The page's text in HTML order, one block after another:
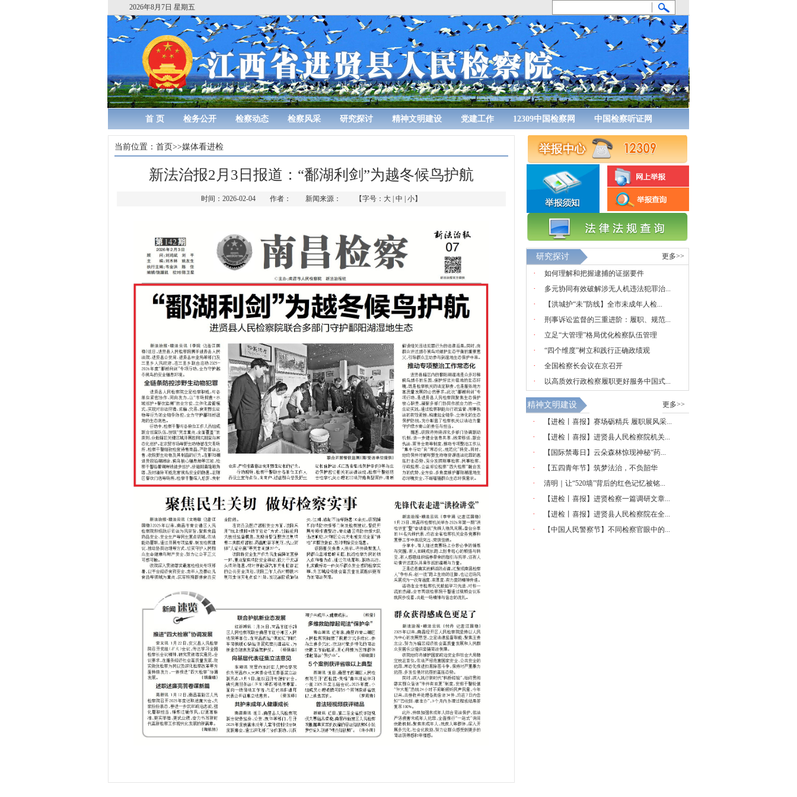
2026年8月7日 星期五
首 页 检务公开 检察动态 检察风采 研究探讨 精神文明建设 党建工作 12309中国检察网 中国检察听证网
当前位置： 首页>>媒体看进检
新法治报2月3日报道：“鄱湖利剑”为越冬候鸟护航
时间：2026-02-04 作者： 新闻来源： 【字号： 大 中 小】
研究探讨 更多>>
· 如何理解和把握逮捕的证据要件
· 多元协同有效破解涉无人机违法犯罪治...
· 【洪城护“未”防线】全市未成年人检...
· 刑事诉讼监督的三重进阶：履职、规范...
· 立足“大管理”格局优化检察队伍管理
· “四个维度”树立和践行正确政绩观
· 全国检察长会议在京召开
· 以高质效行政检察履职更好服务中国式...
精神文明建设 更多>>
· 【进检丨喜报】赛场砺精兵 履职展风采...
· 【进检丨喜报】进贤县人民检察院机关...
· 【国际禁毒日】云朵森林惊现神秘“药...
· 【五四青年节】筑梦法治，不负韶华
· 清明｜让“520墙”背后的红色记忆被铭...
· 【进检丨喜报】进贤检察一篇调研文章...
· 【进检丨喜报】进贤县人民检察院在全...
· 【中国人民警察节】不同检察官眼中的...